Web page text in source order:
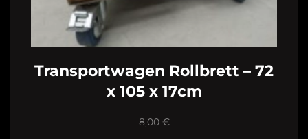
Transportwagen Rollbrett – 72
x 105 x 17cm
8,00 €